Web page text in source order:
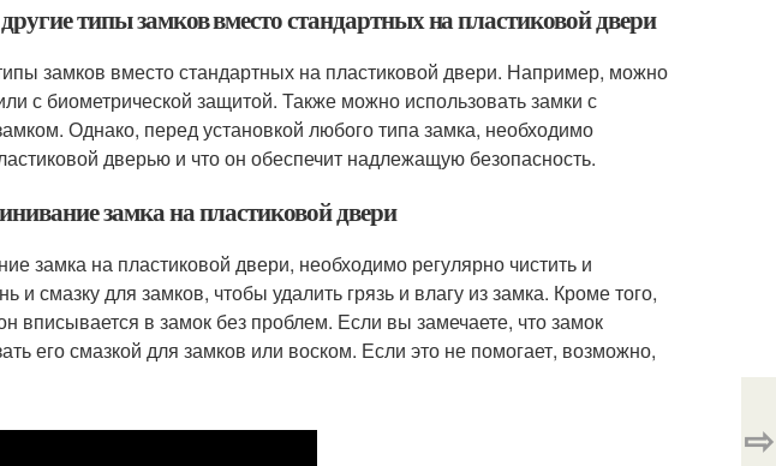
типы замков вместо стандартных на пластиковой двери
замков вместо стандартных на пластиковой двери. Например, можно
с биометрической защитой. Также можно использовать замки с
Однако, перед установкой любого типа замка, необходимо
дверью и что он обеспечит надлежащую безопасность.
замка на пластиковой двери
замка на пластиковой двери, необходимо регулярно чистить и
и смазку для замков, чтобы удалить грязь и влагу из замка. Кроме того,
вписывается в замок без проблем. Если вы замечаете, что замок
его смазкой для замков или воском. Если это не помогает, возможно,
⇨